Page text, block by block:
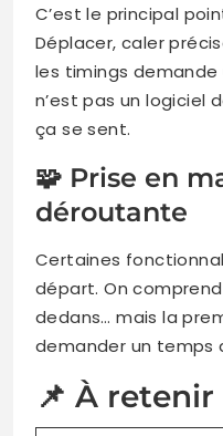
C’est le principal
Déplacer, caler
les timings
n’est pas un logiciel
ça se sent.
🧩 Prise en
déroutante
Certaines
départ. On
dedans… mais la
demander un temps
📌 À retenir